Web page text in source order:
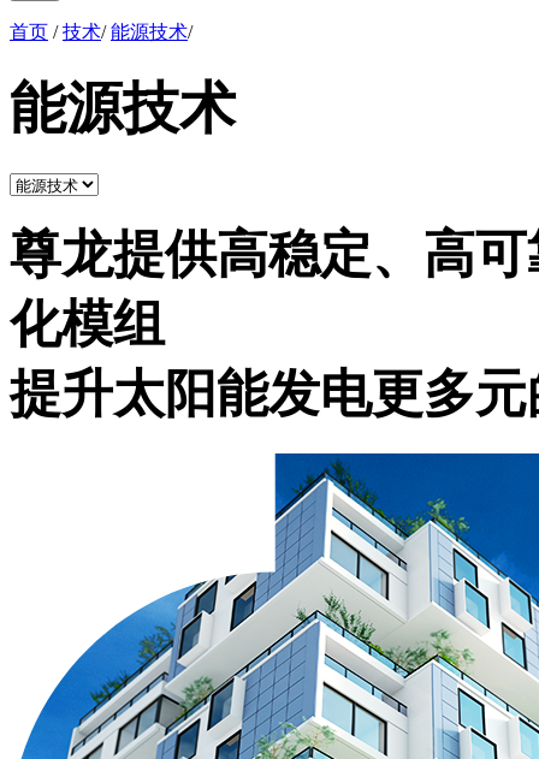
首页 / 技术/ 能源技术/
能源技术
尊龙提供高稳定、
化模组
提升太阳能发电更多